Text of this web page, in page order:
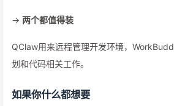
→ 两个都值得装
QClaw用来远程管理开发环境，
划和代码相关工作。
如果你什么都想要